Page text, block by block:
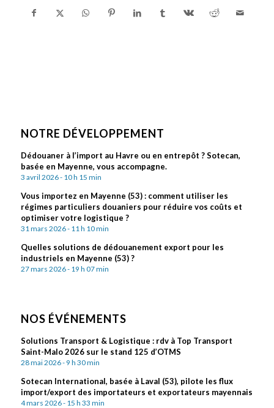
NOTRE DÉVELOPPEMENT
Dédouaner à l’import au Havre ou en entrepôt ? Sotecan,
basée en Mayenne, vous accompagne.
3 avril 2026 - 10 h 15 min
Vous importez en Mayenne (53) : comment utiliser les
régimes particuliers douaniers pour réduire vos coûts et
optimiser votre logistique ?
31 mars 2026 - 11 h 10 min
Quelles solutions de dédouanement export pour les
industriels en Mayenne (53) ?
27 mars 2026 - 19 h 07 min
NOS ÉVÉNEMENTS
Solutions Transport & Logistique : rdv à Top Transport
Saint-Malo 2026 sur le stand 125 d’OTMS
28 mai 2026 - 9 h 30 min
Sotecan International, basée à Laval (53), pilote les flux
import/export des importateurs et exportateurs mayennais
4 mars 2026 - 15 h 33 min